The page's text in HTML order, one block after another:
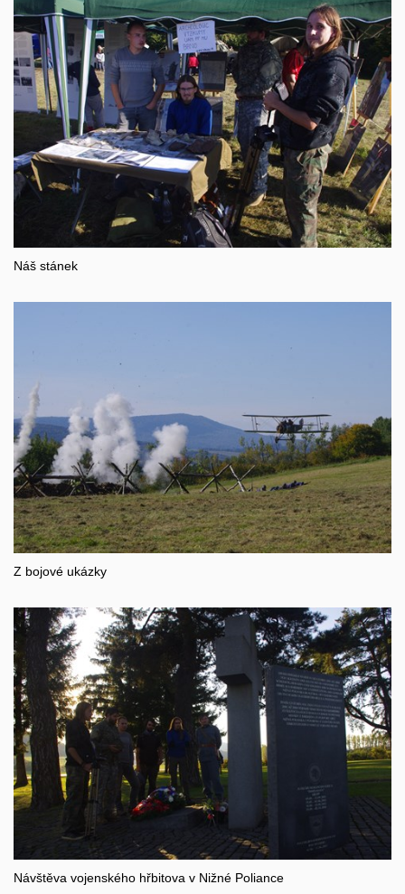
Náš stánek
Z bojové ukázky
Návštěva vojenského hřbitova v Nižné Poliance